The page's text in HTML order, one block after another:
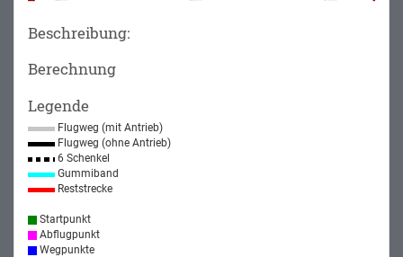
Beschreibung:
Berechnung
Legende
Flugweg (mit Antrieb)
Flugweg (ohne Antrieb)
6 Schenkel
Gummiband
Reststrecke
Startpunkt
Abflugpunkt
Wegpunkte